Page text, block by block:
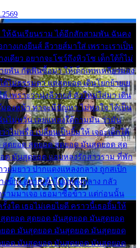
ให้ฉันเรียนราม ได้อีกสักสามพัน ฉันคง
างเกงยีนส์ ลีวายส์มาใส่ เพราะเราเป็น
งเดียว อยากจะโชว์ถึงหิวโซ เด็กใต้ก็ไม่
พัน กัดฟันซื้อมา ให้เด็กเทพเหลียวมอง
ต้ไม่ธรรมดา แต่สุดยอด เดินโยกย้ายเย
เพราะว่านุ่งลีวายส์ ตัวใหม่ใส่มา เดิน
องหน้า ท่าจะมีปัญหา ไม่พอใจ ได้เป็น
นไม่หวั่น เลยแหลงใต้ถามมัน ว่ามัน
ไม่พรื่อ เปลี่ยนเป็นยิ้มให้ เจอะเด็กใต้
สุดยอด สุดยอด สุดยอด มันสุดยอด สุด
ด มันสุดยอด แอบหลงรักสาวราม ที่พัก
วผมยาว ปากแดงแหลงกลาง ถูกสเป็ก
งข้าง อยากเข้าไปแหลงกลาง กลัว
ามมาเจอ เธอมาซื้อข้าว แต่ก่อนนั้น
รั้งใด เธอไม่เคยไยดี คราวนี้เธอยิ้มให้
สุดยอด สุดยอด มันสุดยอด มันสุดยอด
อด มันสุดยอด มันสุดยอด มันสุดยอด
อด มันสุดยอด มันสุดยอด มันสุดยอด